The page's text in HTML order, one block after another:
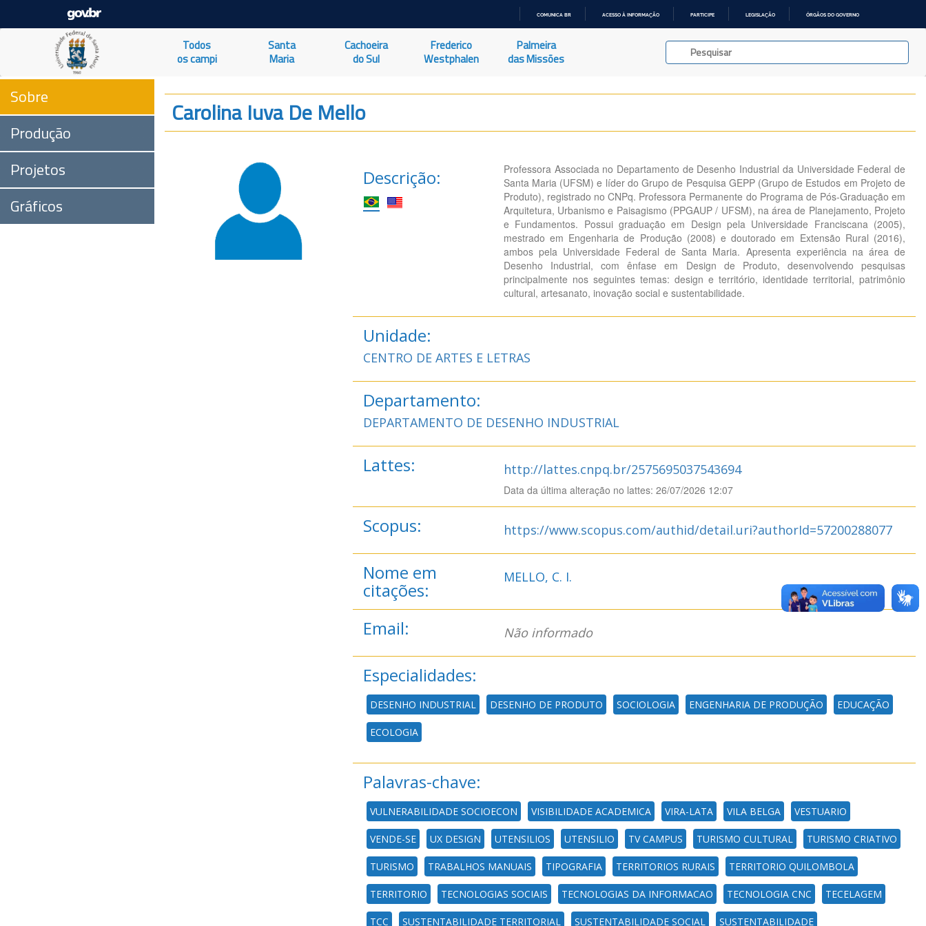
O
COMUNICA BR ACESSO À INFORMAÇÃO PARTICIPE LEGISLAÇÃO ÓRGÃOS DO GOVERNO
Todos
os campi
Santa
Maria
Cachoeira
do Sul
Frederico
Westphalen
Palmeira
das Missões
Sobre
Produção
Projetos
Gráficos
Carolina Iuva De Mello
Descrição:
Professora Associada no Departamento de Desenho Industrial da Universidade Federal de
Santa Maria (UFSM) e líder do Grupo de Pesquisa GEPP (Grupo de Estudos em Projeto de
Produto), registrado no CNPq. Professora Permanente do Programa de Pós-Graduação em
Arquitetura, Urbanismo e Paisagismo (PPGAUP / UFSM), na área de Planejamento, Projeto
e Fundamentos. Possui graduação em Design pela Universidade Franciscana (2005),
mestrado em Engenharia de Produção (2008) e doutorado em Extensão Rural (2016),
ambos pela Universidade Federal de Santa Maria. Apresenta experiência na área de
Desenho Industrial, com ênfase em Design de Produto, desenvolvendo pesquisas
principalmente nos seguintes temas: design e território, identidade territorial, patrimônio
cultural, artesanato, inovação social e sustentabilidade.
Unidade:
CENTRO DE ARTES E LETRAS
Departamento:
DEPARTAMENTO DE DESENHO INDUSTRIAL
Lattes: http://lattes.cnpq.br/2575695037543694
Data da última alteração no lattes: 26/07/2026 12:07
Scopus: https://www.scopus.com/authid/detail.uri?authorId=57200288077
Nome em
citações:
MELLO, C. I.
Email: Não informado
Especialidades:
DESENHO INDUSTRIAL DESENHO DE PRODUTO SOCIOLOGIA ENGENHARIA DE PRODUÇÃO EDUCAÇÃO
ECOLOGIA
Palavras-chave:
VULNERABILIDADE SOCIOECON VISIBILIDADE ACADEMICA VIRA-LATA VILA BELGA VESTUARIO
VENDE-SE UX DESIGN UTENSILIOS UTENSILIO TV CAMPUS TURISMO CULTURAL TURISMO CRIATIVO
TURISMO TRABALHOS MANUAIS TIPOGRAFIA TERRITORIOS RURAIS TERRITORIO QUILOMBOLA
TERRITORIO TECNOLOGIAS SOCIAIS TECNOLOGIAS DA INFORMACAO TECNOLOGIA CNC TECELAGEM
TCC SUSTENTABILIDADE TERRITORIAL SUSTENTABILIDADE SOCIAL SUSTENTABILIDADE